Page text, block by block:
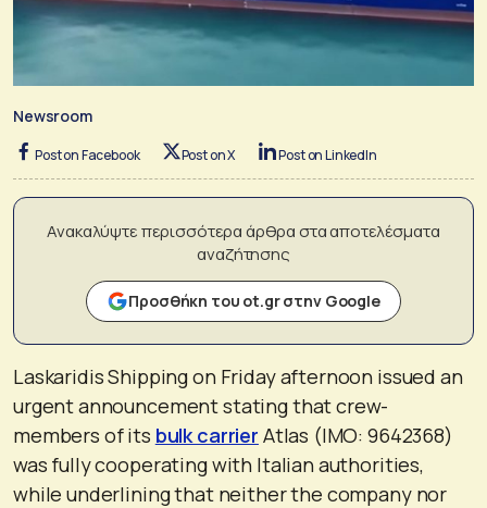
Newsroom
Post on Facebook Post on X Post on LinkedIn
Ανακαλύψτε περισσότερα άρθρα στα αποτελέσματα
αναζήτησης
Προσθήκη του ot.gr στην Google
Laskaridis Shipping on Friday afternoon issued an
urgent announcement stating that crew-
members of its bulk carrier Atlas (IMO: 9642368)
was fully cooperating with Italian authorities,
while underlining that neither the company nor